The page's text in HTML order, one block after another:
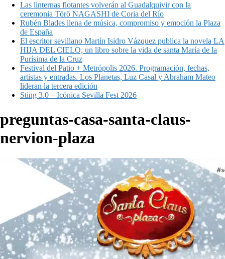
Las linternas flotantes volverán al Guadalquivir con la
ceremonia Tōrō NAGASHI de Coria del Río
Rubén Blades llena de música, compromiso y emoción la Plaza
de España
El escritor sevillano Martín Isidro Vázquez publica la novela LA
HIJA DEL CIELO, un libro sobre la vida de santa María de la
Purísima de la Cruz
Festival del Patio + Metrópolis 2026. Programación, fechas,
artistas y entradas. Los Planetas, Luz Casal y Abraham Mateo
lideran la tercera edición
Sting 3.0 – Icónica Sevilla Fest 2026
preguntas-casa-santa-claus-
nervion-plaza